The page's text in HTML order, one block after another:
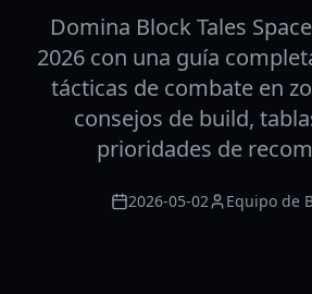
Domina Block Tales
2026 con una guía
tácticas de combate en
consejos de build,
prioridades de
2026-05-02 Equipo de